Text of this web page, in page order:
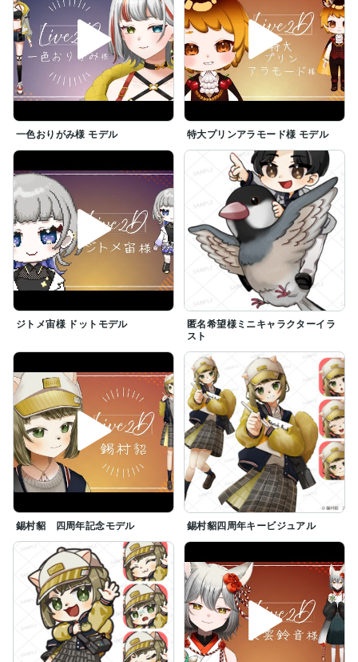
一色おりがみ様 モデル 特大プリンアラモード様 モデル
ジトメ宙様 ドットモデル
匿名希望様ミニキャラクターイラ
スト
錫村貂 四周年記念モデル 錫村貂四周年キービジュアル